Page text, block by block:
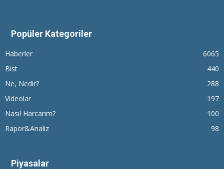
Popüler Kategoriler
Haberler
6065
Bist
440
Ne, Nedir?
288
Videolar
197
Nasıl Harcarım?
100
Rapor&Analiz
98
Piyasalar